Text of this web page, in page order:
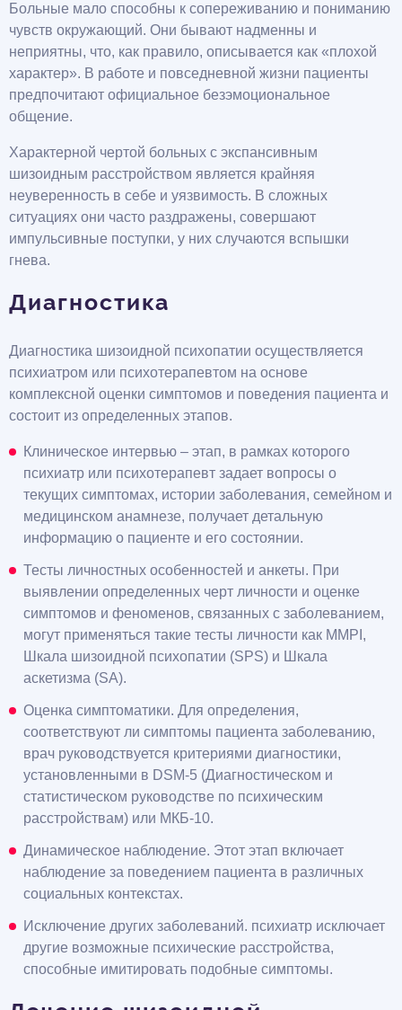
Больные мало способны к сопереживанию и пониманию
чувств окружающий. Они бывают надменны и
неприятны, что, как правило, описывается как «плохой
характер». В работе и повседневной жизни пациенты
предпочитают официальное безэмоциональное
общение.
Характерной чертой больных с экспансивным
шизоидным расстройством является крайняя
неуверенность в себе и уязвимость. В сложных
ситуациях они часто раздражены, совершают
импульсивные поступки, у них случаются вспышки
гнева.
Диагностика
Диагностика шизоидной психопатии осуществляется
психиатром или психотерапевтом на основе
комплексной оценки симптомов и поведения пациента и
состоит из определенных этапов.
Клиническое интервью – этап, в рамках которого
психиатр или психотерапевт задает вопросы о
текущих симптомах, истории заболевания, семейном и
медицинском анамнезе, получает детальную
информацию о пациенте и его состоянии.
Тесты личностных особенностей и анкеты. При
выявлении определенных черт личности и оценке
симптомов и феноменов, связанных с заболеванием,
могут применяться такие тесты личности как MMPI,
Шкала шизоидной психопатии (SPS) и Шкала
аскетизма (SA).
Оценка симптоматики. Для определения,
соответствуют ли симптомы пациента заболеванию,
врач руководствуется критериями диагностики,
установленными в DSM-5 (Диагностическом и
статистическом руководстве по психическим
расстройствам) или МКБ-10.
Динамическое наблюдение. Этот этап включает
наблюдение за поведением пациента в различных
социальных контекстах.
Исключение других заболеваний. психиатр исключает
другие возможные психические расстройства,
способные имитировать подобные симптомы.